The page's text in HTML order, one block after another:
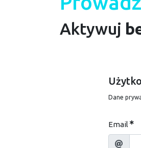
Aktywuj
Dane
Email